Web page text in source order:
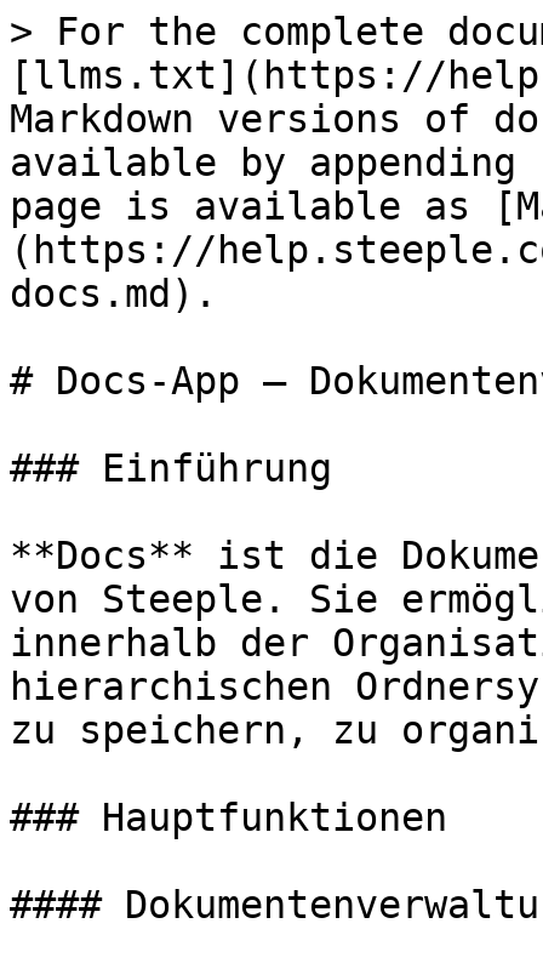
> For the complete
[llms.txt](https://
Markdown versions of
available by
page is available as
(https://
docs.md).
# Docs-App —
### Einführung
**Docs** ist die
von Steeple. Sie
innerhalb der
hierarchischen
zu speichern, zu
### Hauptfunktionen
####